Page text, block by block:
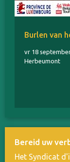
Burlen van
vr 18
Herbeumont
Bereid uw
Het Syndicat